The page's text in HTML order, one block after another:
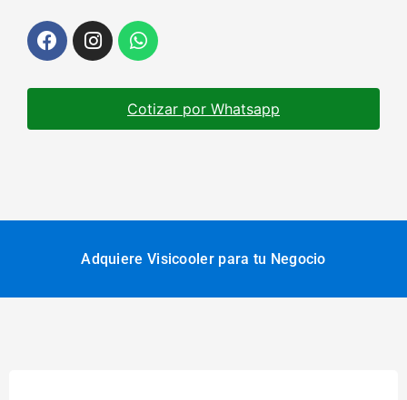
Cotizar por Whatsapp
Adquiere Visicooler para tu Negocio